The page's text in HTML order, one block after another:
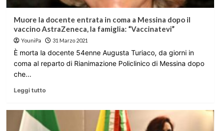
Muore la docente entrata in coma a Messina dopo il
vaccino AstraZeneca, la famiglia: “Vaccinatevi”
YouniPa 31 Marzo 2021
È morta la docente 54enne Augusta Turiaco, da giorni in
coma al reparto di Rianimazione Policlinico di Messina dopo
che...
Leggi tutto